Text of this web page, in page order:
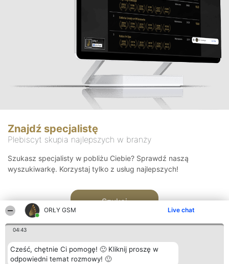
ORŁY GSM Live chat
04:43
Cześć, chętnie Ci pomogę! 🙂 Kliknij proszę w
odpowiedni temat rozmowy! 🙂
Znajdź specjalistę
Plebiscyt skupia najlepszych w branży
Szukasz specjalisty w pobliżu Ciebie? Sprawdź naszą
wyszukiwarkę. Korzystaj tylko z usług najlepszych!
Szukaj